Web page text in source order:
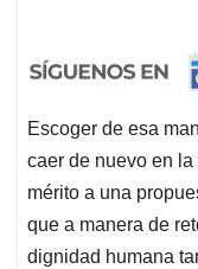
Escoger de esa
caer de nuevo en
mérito a una
que a manera de
dignidad humana